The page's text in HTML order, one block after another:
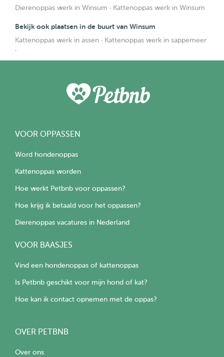
Dierenoppas werk in Winsum · Kattenoppas werk in Winsum
Bekijk ook plaatsen in de buurt van Winsum
Kattenoppas werk in assen · Kattenoppas werk in sappemeer
·
VOOR OPPASSEN
Word hondenoppas
Kattenoppas worden
Hoe werkt Petbnb voor oppassen?
Hoe krijg ik betaald voor het oppassen?
Dierenoppas vacatures in Nederland
VOOR BAASJES
Vind een hondenoppas of kattenoppas
Is Petbnb geschikt voor mijn hond of kat?
Hoe kan ik contact opnemen met de oppas?
OVER PETBNB
Over ons